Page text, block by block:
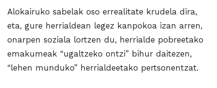
Alokairuko sabelak oso errealitate krudela dira,
eta, gure herrialdean legez kanpokoa izan arren,
onarpen soziala lortzen du, herrialde pobreetako
emakumeak “ugaltzeko ontzi” bihur daitezen,
“lehen munduko” herrialdeetako pertsonentzat.